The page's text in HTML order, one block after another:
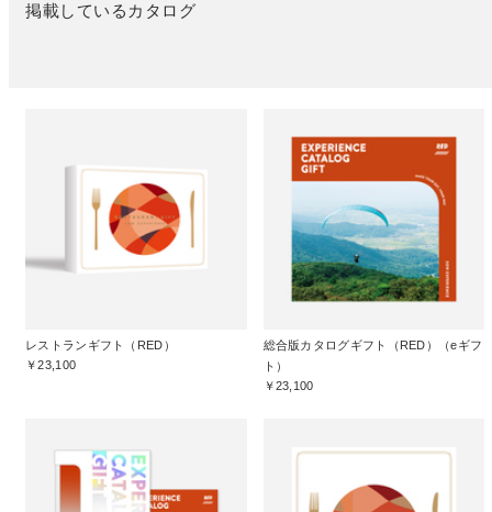
掲載しているカタログ
レストランギフト（RED）
￥23,100
総合版カタログギフト（RED）（eギフ
ト）
￥23,100